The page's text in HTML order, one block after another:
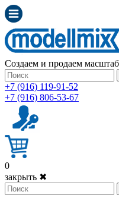
Создаем и продаем
+7 (916) 119-91-52
+7 (916) 806-53-67
0
закрыть ✖